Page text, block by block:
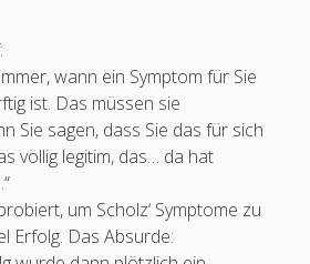
wann ein Symptom für Sie
ist. Das müssen sie
Sie sagen, dass Sie das für sich
völlig legitim, das… da hat
um Scholz‘ Symptome zu
Erfolg. Das Absurde: